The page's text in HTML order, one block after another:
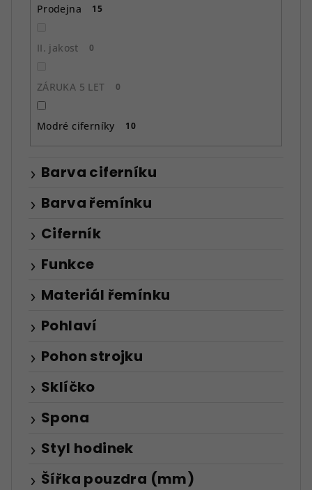
Prodejna 15
II. jakost 0
ZÁRUKA 5 LET 0
Modré ciferníky 10
Barva ciferníku
Barva řemínku
Ciferník
Funkce
Materiál řemínku
Pohlaví
Pohon strojku
Sklíčko
Spona
Styl hodinek
Šířka pouzdra (mm)